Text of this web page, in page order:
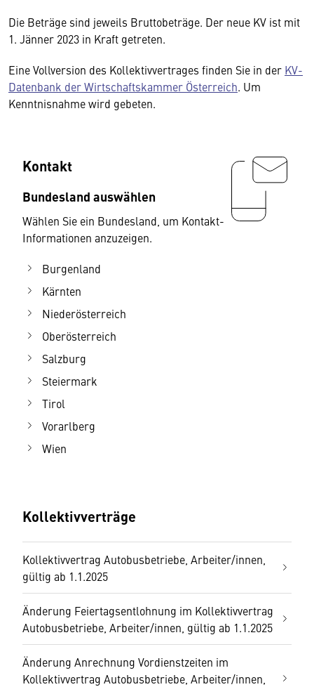
Die Beträge sind jeweils Bruttobeträge. Der neue KV ist mit
1. Jänner 2023 in Kraft getreten.
Eine Vollversion des Kollektivvertrages finden Sie in der KV-
Datenbank der Wirtschaftskammer Österreich. Um
Kenntnisnahme wird gebeten.
Kontakt
Bundesland auswählen
Wählen Sie ein Bundesland, um Kontakt-
Informationen anzuzeigen.
Burgenland
Kärnten
Niederösterreich
Oberösterreich
Salzburg
Steiermark
Tirol
Vorarlberg
Wien
Kollektivverträge
Kollektivvertrag Autobusbetriebe, Arbeiter/innen,
gültig ab 1.1.2025
Änderung Feiertagsentlohnung im Kollektivvertrag
Autobusbetriebe, Arbeiter/innen, gültig ab 1.1.2025
Änderung Anrechnung Vordienstzeiten im
Kollektivvertrag Autobusbetriebe, Arbeiter/innen,